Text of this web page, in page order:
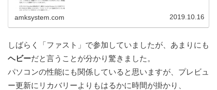
amksystem.com 2019.10.16
しばらく「ファスト」で参加していましたが、あまりにも
ヘビーだと言うことが分かり驚きました。
パソコンの性能にも関係していると思いますが、プレビュ
ー更新にリカバリーよりもはるかに時間が掛かり、